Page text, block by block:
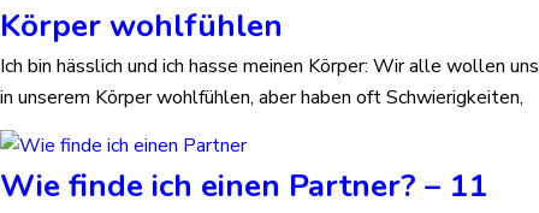
Körper wohlfühlen
Ich bin hässlich und ich hasse meinen Körper: Wir alle wollen uns
in unserem Körper wohlfühlen, aber haben oft Schwierigkeiten,
Wie finde ich einen Partner? – 11